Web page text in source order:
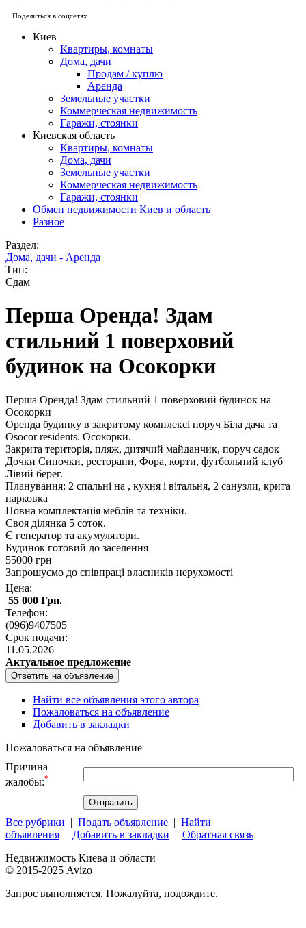
Поделиться в соцсетях
Киев
Квартиры, комнаты
Дома, дачи
Продам / куплю
Аренда
Земельные участки
Коммерческая недвижимость
Гаражи, стоянки
Киевская область
Квартиры, комнаты
Дома, дачи
Земельные участки
Коммерческая недвижимость
Гаражи, стоянки
Обмен недвижимости Киев и область
Разное
Раздел:
Дома, дачи - Аренда
Тип:
Сдам
Перша Оренда! Здам
стильний 1 поверховий
будинок на Осокорки
Перша Оренда! Здам стильний 1 поверховий будинок на
Осокорки
Оренда будинку в закритому комплексі поруч Біла дача та
Osocor residents. Осокорки.
Закрита територія, пляж, дитячий майданчик, поруч садок
Дочки Синочки, ресторани, Фора, корти, футбольний клуб
Лівий берег.
Планування: 2 спальні на , кухня і вітальня, 2 санузли, крита
парковка
Повна комплектація меблів та техніки.
Своя ділянка 5 соток.
Є генератор та акумулятори.
Будинок готовий до заселення
55000 грн
Запрошуємо до співпраці власників нерухомості
Цена:
55 000 Грн.
Телефон:
(096)9407505
Срок подачи:
11.05.2026
Актуальное предложение
Найти все объявления этого автора
Пожаловаться на объявление
Добавить в закладки
Пожаловаться на объявление
Причина
жалобы:*
Все рубрики | Подать объявление | Найти
объявления | Добавить в закладки | Обратная связь
Недвижимость Киева и области
© 2015-2025 Avizo
Запрос выполняется. Пожалуйта, подождите.